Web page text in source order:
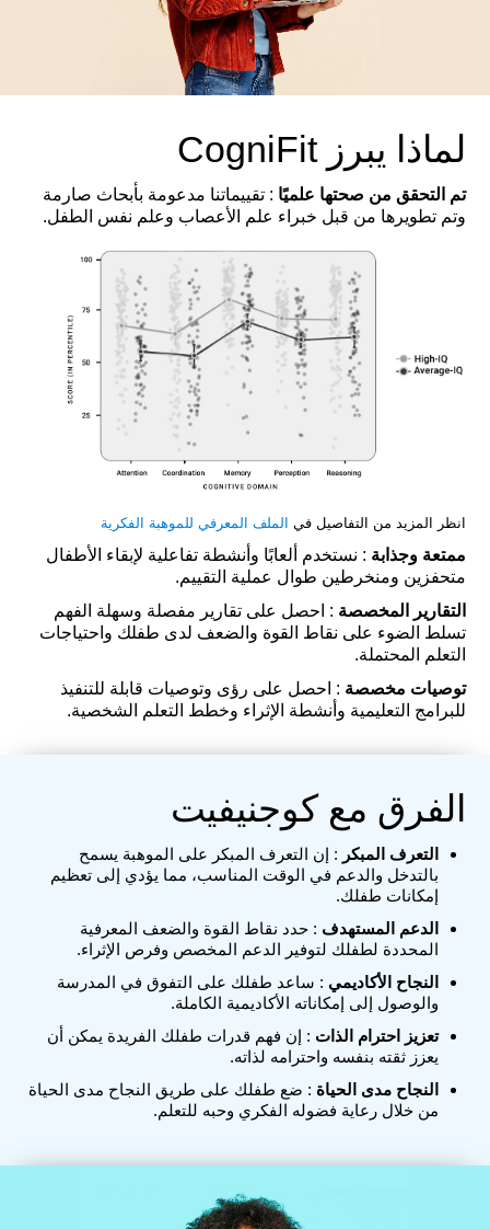
لماذا يبرز CogniFit
تم التحقق من صحتها علميًا : تقييماتنا مدعومة بأبحاث صارمة
وتم تطويرها من قبل خبراء علم الأعصاب وعلم نفس الطفل.
انظر المزيد من التفاصيل في الملف المعرفي للموهبة الفكرية
ممتعة وجذابة : نستخدم ألعابًا وأنشطة تفاعلية لإبقاء الأطفال
متحفزين ومنخرطين طوال عملية التقييم.
التقارير المخصصة : احصل على تقارير مفصلة وسهلة الفهم
تسلط الضوء على نقاط القوة والضعف لدى طفلك واحتياجات
التعلم المحتملة.
توصيات مخصصة : احصل على رؤى وتوصيات قابلة للتنفيذ
للبرامج التعليمية وأنشطة الإثراء وخطط التعلم الشخصية.
الفرق مع كوجنيفيت
التعرف المبكر : إن التعرف المبكر على الموهبة يسمح
بالتدخل والدعم في الوقت المناسب، مما يؤدي إلى تعظيم
إمكانات طفلك.
الدعم المستهدف : حدد نقاط القوة والضعف المعرفية
المحددة لطفلك لتوفير الدعم المخصص وفرص الإثراء.
النجاح الأكاديمي : ساعد طفلك على التفوق في المدرسة
والوصول إلى إمكاناته الأكاديمية الكاملة.
تعزيز احترام الذات : إن فهم قدرات طفلك الفريدة يمكن أن
يعزز ثقته بنفسه واحترامه لذاته.
النجاح مدى الحياة : ضع طفلك على طريق النجاح مدى الحياة
من خلال رعاية فضوله الفكري وحبه للتعلم.